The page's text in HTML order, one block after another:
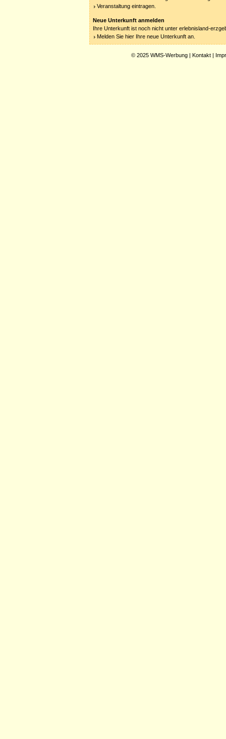
Veranstaltung eintragen.
Neue Unterkunft anmelden
Ihre Unterkunft ist noch nicht unter erlebnisland-
Melden Sie hier Ihre neue Unterkunft an.
© 2025 WMS-Werbung | Kontakt |